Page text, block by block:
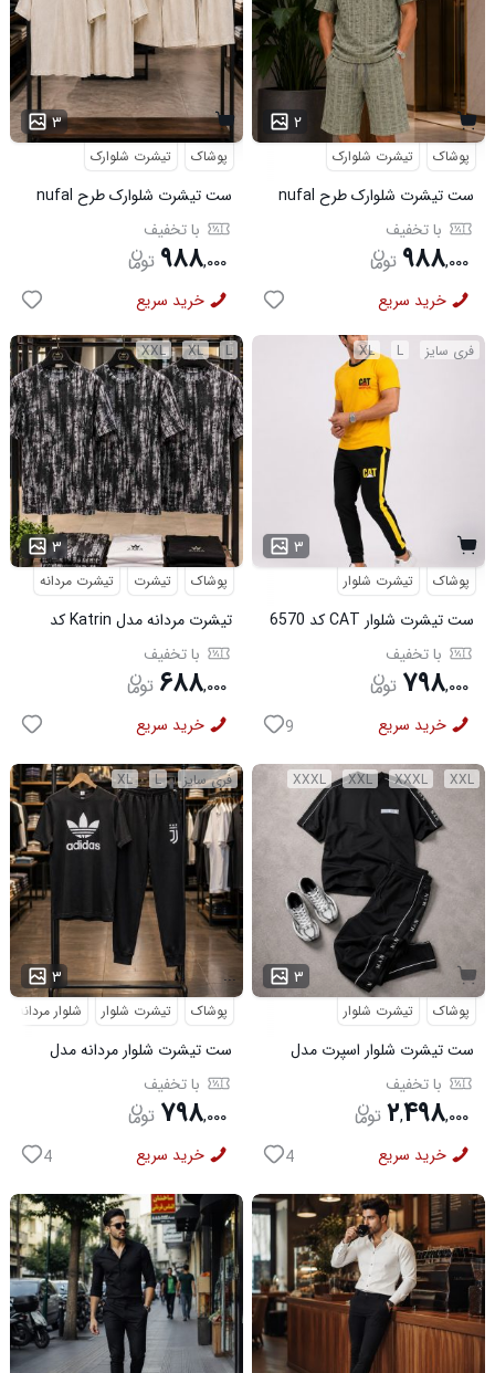
۳
پوشاک تیشرت شلوارک
ست تیشرت شلوارک طرح nufal
کد 6578 با تخفیف
۹۸۸,۰۰۰
خرید سریع
۲
پوشاک تیشرت شلوارک
ست تیشرت شلوارک طرح nufal
سبز کد 6577با تخفیف
۹۸۸,۰۰۰
خرید سریع
L
XL
XXL
۳ ...
پوشاک تیشرت تیشرت مردانه
تیشرت مردانه مدل Katrin کد
6579با تخفیف
۶۸۸,۰۰۰
خرید سریع
فری سایز L
XL
۳
پوشاک تیشرت شلوار
ست تیشرت شلوار CAT کد 6570
با تخفیف
۷۹۸,۰۰۰
خرید سریع 9
فری سایز L
XL
۳ ...
پوشاک تیشرت شلوار شلوار مردانه
ست تیشرت شلوار مردانه مدل
Adidas کد 6569با تخفیف
۷۹۸,۰۰۰
خرید سریع 4
XXL
XXXL
XXL
XXXL
۳
پوشاک تیشرت شلوار
ست تیشرت شلوار اسپرت مدل
MAN مشکی با تخفیف
۲,۴۹۸,۰۰۰
خرید سریع 4